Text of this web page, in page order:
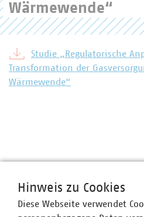
Wärmewende“
Studie „Regulatorische
Transformation der
Wärmewende“
VKU-Bereiche
Hinweis zu Cookies
Diese Webseite verwendet